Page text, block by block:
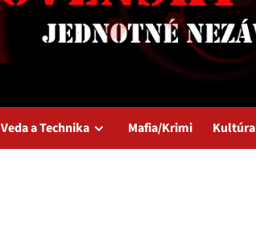
Veda a Technika Mafia/Krimi Kultúra